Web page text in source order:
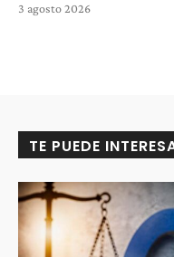
3 agosto 2026
TE PUEDE